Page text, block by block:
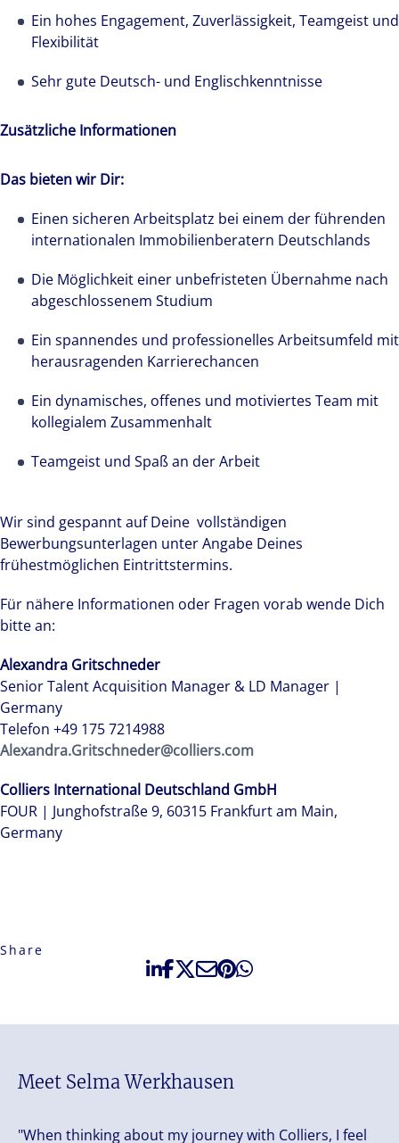
Ein hohes Engagement, Zuverlässigkeit, Teamgeist und
Flexibilität
Sehr gute Deutsch- und Englischkenntnisse
Zusätzliche Informationen
Das bieten wir Dir:
Einen sicheren Arbeitsplatz bei einem der führenden
internationalen Immobilienberatern Deutschlands
Die Möglichkeit einer unbefristeten Übernahme nach
abgeschlossenem Studium
Ein spannendes und professionelles Arbeitsumfeld mit
herausragenden Karrierechancen
Ein dynamisches, offenes und motiviertes Team mit
kollegialem Zusammenhalt
Teamgeist und Spaß an der Arbeit
Wir sind gespannt auf Deine vollständigen
Bewerbungsunterlagen unter Angabe Deines
frühestmöglichen Eintrittstermins.
Für nähere Informationen oder Fragen vorab wende Dich
bitte an:
Alexandra Gritschneder
Senior Talent Acquisition Manager & LD Manager |
Germany
Telefon +49 175 7214988
Alexandra.Gritschneder@colliers.com
Colliers International Deutschland GmbH
FOUR | Junghofstraße 9, 60315 Frankfurt am Main,
Germany
Share
Meet Selma Werkhausen
"When thinking about my journey with Colliers, I feel
19.000 Experten in 66 Ländern stellen bei
den Dienst unserer Kunden.